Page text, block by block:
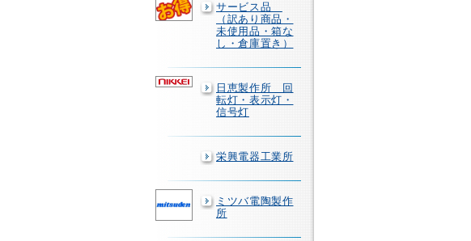
サービス品
（訳あり商品・
未使用品・箱な
し・倉庫置き）
日恵製作所 回
転灯・表示灯・
信号灯
栄興電器工業所
ミツバ電陶製作
所